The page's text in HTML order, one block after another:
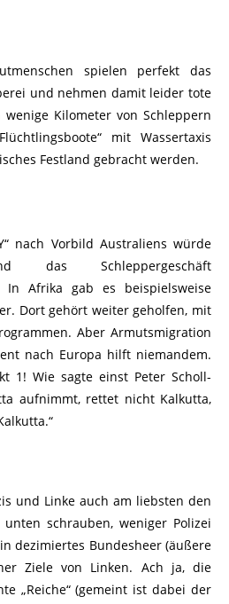
spielen perfekt das
und nehmen damit leider tote
Kilometer von Schleppern
mit Wassertaxis
Festland gebracht werden.
nach Vorbild Australiens würde
das Schleppergeschäft
In Afrika gab es beispielsweise
Dort gehört weiter geholfen, mit
Aber Armutsmigration
nach Europa hilft niemandem.
1! Wie sagte einst Peter Scholl-
aufnimmt, rettet nicht Kalkutta,
und Linke auch am liebsten den
schrauben, weniger Polizei
dezimiertes Bundesheer (äußere
Ziele von Linken. Ach ja, die
„Reiche“ (gemeint ist dabei der